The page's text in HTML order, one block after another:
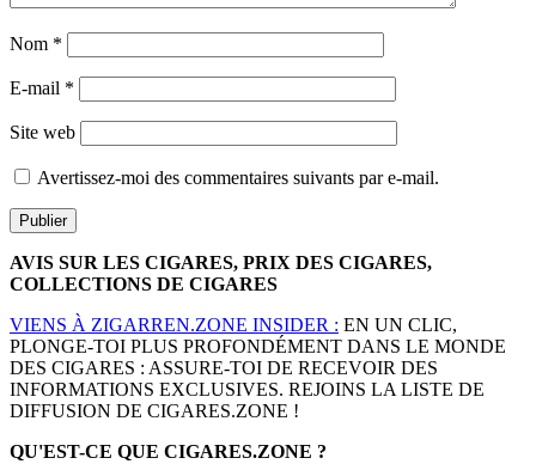
Nom *
E-mail *
Site web
Avertissez-moi des commentaires suivants par e-mail.
AVIS SUR LES CIGARES, PRIX DES CIGARES,
COLLECTIONS DE CIGARES
VIENS À ZIGARREN.ZONE INSIDER : EN UN CLIC,
PLONGE-TOI PLUS PROFONDÉMENT DANS LE MONDE
DES CIGARES : ASSURE-TOI DE RECEVOIR DES
INFORMATIONS EXCLUSIVES. REJOINS LA LISTE DE
DIFFUSION DE CIGARES.ZONE !
QU'EST-CE QUE CIGARES.ZONE ?